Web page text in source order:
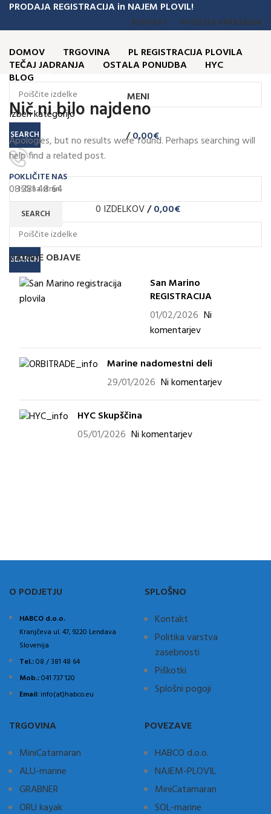
PRODAJA REGISTRACIJA in NAJEM PLOVIL!
KONTAKT POGOSTA VPRAŠANJA
DOMOV TRGOVINA
PL REGISTRACIJA PLOVILA
TEČAJ JADRANJA
OSTALA PONUDBA
HYC
BLOG
MENI
/0,00€
Kategorije
Izberi kategorijo
SEARCH
POKLIČITE NAS
08 381 48 64
0 IZDELKOV/0,00€
SEARCH
Nič ni bilo najdeno
Apologies, but no results were found. Perhaps searching will
help find a related post.
SEARCH
ZADNJE OBJAVE
San Marino
REGISTRACIJA
01/02/2026 Ni
komentarjev
Marine nadomestni deli
29/01/2026 Ni komentarjev
HYC Skupščina
05/01/2026 Ni komentarjev
O PODJETJU
HABCO d.o.o.
Kranjčeva ul. 47, 9220 Lendava
Slovenija
Tel.:08 / 381 48 64
Mob.:041 737 120
Email: info(at)habco.eu
SPLOŠNO
Kontakt
Politika varstva
zasebnosti
Piškotki
Splošni pogoji
TRGOVINA
MiniCatamaran
ALU-marine
GRABNER
ORU kayak
POVEZAVE
HABCO d.o.o.
NAJEM-PLOVIL
MiniCatamaran
SOL-marine